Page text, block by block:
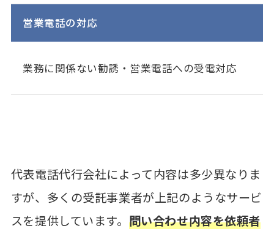
営業電話の対応
業務に関係ない勧誘・営業電話への受電対応
代表電話代行会社によって内容は多少異なりま
すが、多くの受託事業者が上記のようなサービ
スを提供しています。 問い合わせ内容を依頼者